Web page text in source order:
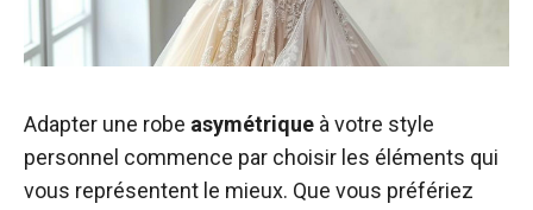
Adapter une robe asymétrique à votre style
personnel commence par choisir les éléments qui
vous représentent le mieux. Que vous préfériez